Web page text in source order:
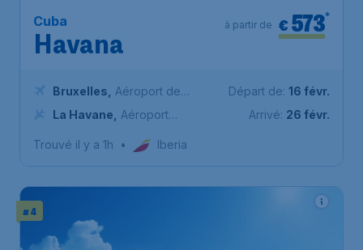
Cuba
Havana
€ 573*
à partir de
Bruxelles
Aéroport de
Bruxelles-National
La Havane
Aéroport
Départ de: 16 févr.
Arrivé: 26 févr.
Trouvé il y a 1h • Iberia
# 4